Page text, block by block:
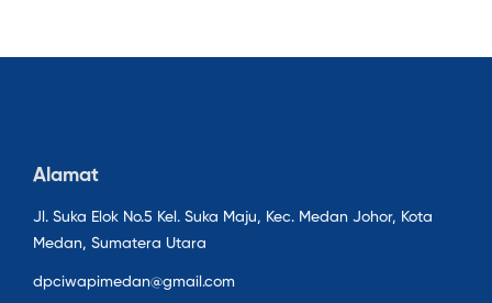
Alamat
Jl. Suka Elok No.5 Kel. Suka Maju, Kec. Medan Johor, Kota
Medan, Sumatera Utara
dpciwapimedan@gmail.com